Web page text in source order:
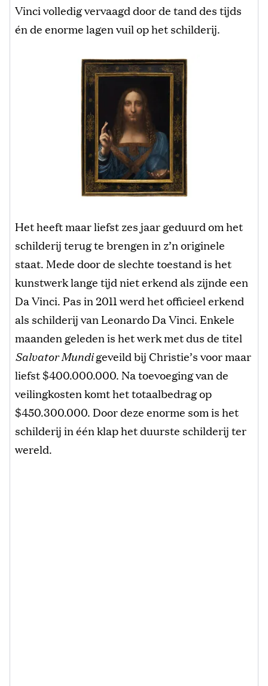
Vinci volledig vervaagd door de tand des tijds
én de enorme lagen vuil op het schilderij.
Het heeft maar liefst zes jaar geduurd om het
schilderij terug te brengen in z’n originele
staat. Mede door de slechte toestand is het
kunstwerk lange tijd niet erkend als zijnde een
Da Vinci. Pas in 2011 werd het officieel erkend
als schilderij van Leonardo Da Vinci. Enkele
maanden geleden is het werk met dus de titel
Salvator Mundigeveild bij Christie’s voor maar
liefst $400.000.000. Na toevoeging van de
veilingkosten komt het totaalbedrag op
$450.300.000. Door deze enorme som is het
schilderij in één klap het duurste schilderij ter
wereld.